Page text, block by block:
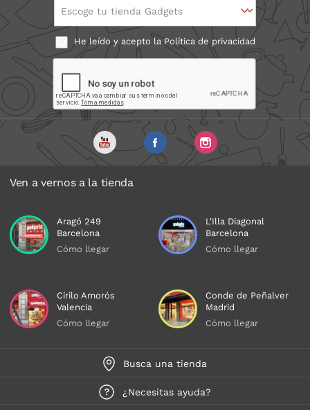
Escoge tu tienda Gadgets
He leído y acepto laPolítica de privacidad
Ven a vernos a la tienda
Aragó 249
Barcelona
Cómo llegar
L'Illa Diagonal
Barcelona
Cómo llegar
Cirilo Amorós
Valencia
Cómo llegar
Conde de Peñalver
Madrid
Cómo llegar
Busca una tienda
¿Necesitas ayuda?